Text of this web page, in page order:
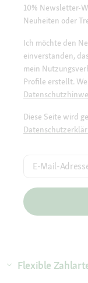
10% Newsletter-
Neuheiten oder
Ich möchte den
einverstanden,
mein
Profile erstellt.
Diese Seite wird
E-Mail-
Flexible